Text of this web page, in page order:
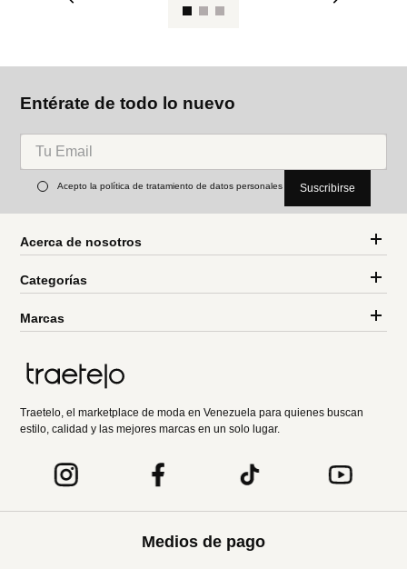
Entérate de todo lo nuevo
Acepto la política de tratamiento de datos personales Suscribirse
Acerca de nosotros
Categorías
Marcas
Traetelo, el marketplace de moda en Venezuela para quienes buscan
estilo, calidad y las mejores marcas en un solo lugar.
Medios de pago